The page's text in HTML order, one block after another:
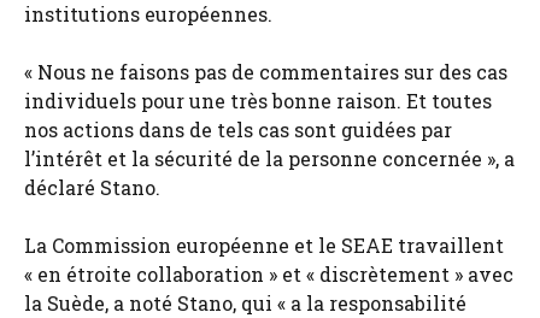
institutions européennes.
« Nous ne faisons pas de commentaires sur des cas
individuels pour une très bonne raison. Et toutes
nos actions dans de tels cas sont guidées par
l’intérêt et la sécurité de la personne concernée », a
déclaré Stano.
La Commission européenne et le SEAE travaillent
« en étroite collaboration » et « discrètement » avec
la Suède, a noté Stano, qui « a la responsabilité